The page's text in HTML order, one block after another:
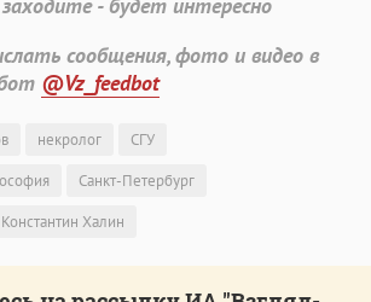
сообщения, фото и видео в
@Vz_feedbot
некролог
СГУ
Санкт-Петербург
Константин Халин